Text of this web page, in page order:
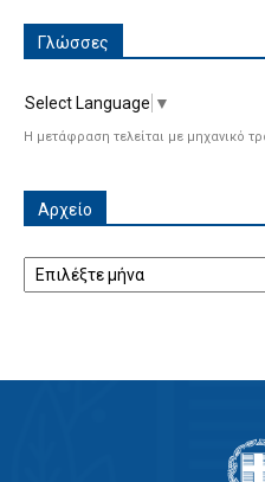
Γλώσσες
Select Language ▼
Η μετάφραση τελείται με μηχανικό
Αρχείο